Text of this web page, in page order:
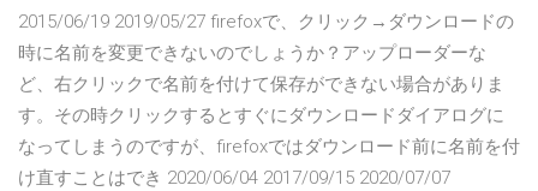
2015/06/19 2019/05/27 firefoxで、クリック→ダウンロードの
時に名前を変更できないのでしょうか？アップローダーな
ど、右クリックで名前を付けて保存ができない場合がありま
す。その時クリックするとすぐにダウンロードダイアログに
なってしまうのですが、firefoxではダウンロード前に名前を付
け直すことはでき 2020/06/04 2017/09/15 2020/07/07